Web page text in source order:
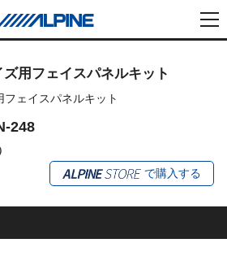
用フェイスパネルキット
ェイスパネルキット
248
で購入する